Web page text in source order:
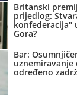
Britanski
prijedlog:
konfederacija"
Gora?
Bar:
uznemiravanje
određeno